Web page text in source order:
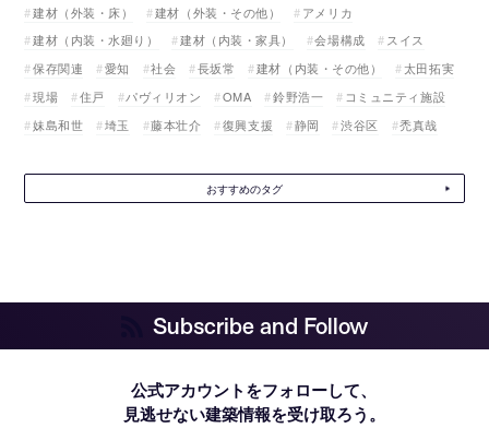
建材（外装・床）
建材（外装・その他）
アメリカ
建材（内装・水廻り）
建材（内装・家具） 会場構成
スイス
保存関連
愛知 社会 長坂常 建材（内装・その他）
太田拓実
現場
住戸 パヴィリオン OMA 鈴野浩一
コミュニティ施設
妹島和世
埼玉 藤本壮介 復興支援 静岡 渋谷区 禿真哉
おすすめのタグ
Subscribe and Follow
公式アカウントをフォローして、
見逃せない建築情報を受け取ろう。